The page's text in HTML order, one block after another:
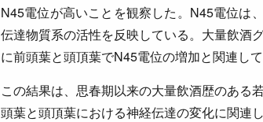
N45電位が高いことを観察した。N45電位は
伝達物質系の活性を反映している。大量飲酒
に前頭葉と頭頂葉でN45電位の増加と関連して
この結果は、思春期以来の大量飲酒歴のある
頭葉と頭頂葉における神経伝達の変化に関連